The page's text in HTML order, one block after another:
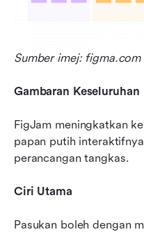
Sumber imej: figma.com
Gambaran Keseluruhan
FigJam meningkatkan
papan putih
perancangan tangkas.
Ciri Utama
Pasukan boleh dengan